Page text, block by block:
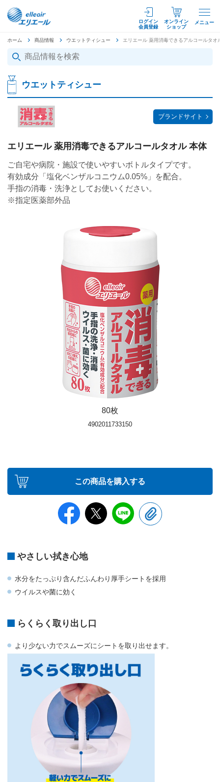
ログイン
会員登録
オンライン
ショップ
メニュー
ホーム 商品情報 ウエットティシュー エリエール 薬用消毒できるアルコールタオ
ウエットティシュー
ブランドサイト
エリエール 薬用消毒できるアルコールタオル 本体
ご自宅や病院・施設で使いやすいボトルタイプです。
有効成分「塩化ベンザルコニウム0.05%」を配合。
手指の消毒・洗浄としてお使いください。
※指定医薬部外品
80枚
4902011733150
この商品を購入する
やさしい拭き心地
水分をたっぷり含んだふんわり厚手シートを採用
ウイルスや菌に効く
らくらく取り出し口
より少ない力でスムーズにシートを取り出せます。